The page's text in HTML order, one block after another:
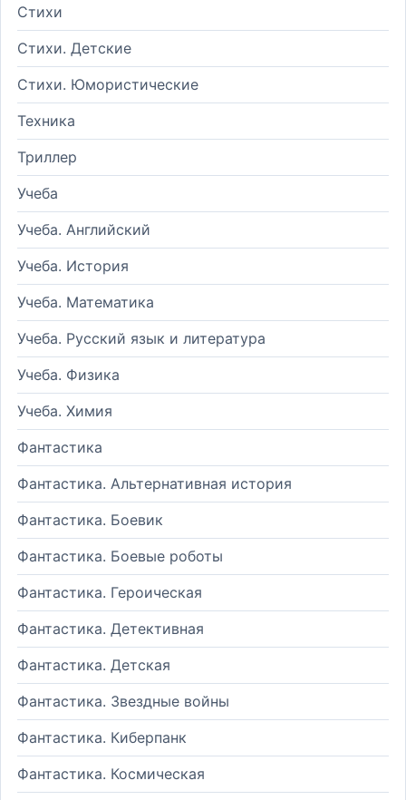
Стихи
Стихи. Детские
Стихи. Юмористические
Техника
Триллер
Учеба
Учеба. Английский
Учеба. История
Учеба. Математика
Учеба. Русский язык и литература
Учеба. Физика
Учеба. Химия
Фантастика
Фантастика. Альтернативная история
Фантастика. Боевик
Фантастика. Боевые роботы
Фантастика. Героическая
Фантастика. Детективная
Фантастика. Детская
Фантастика. Звездные войны
Фантастика. Киберпанк
Фантастика. Космическая